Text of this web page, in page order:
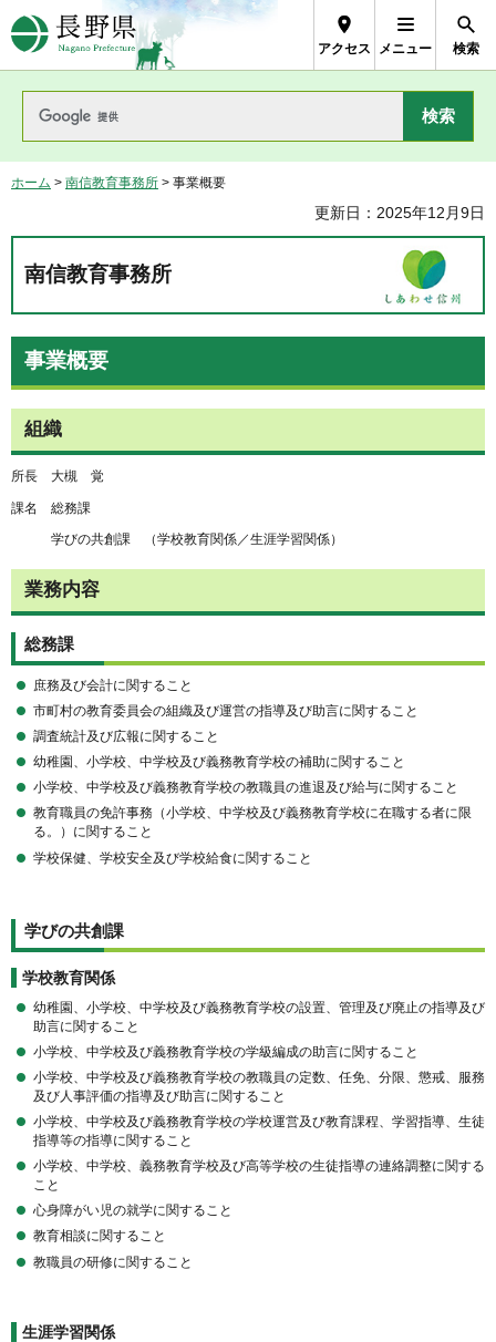
長野県Nagano Prefecture
アクセス メニュー 検索
ホーム > 南信教育事務所 > 事業概要
更新日：2025年12月9日
南信教育事務所
事業概要
組織
所長 大槻 覚
課名 総務課
学びの共創課 （学校教育関係／生涯学習関係）
業務内容
総務課
庶務及び会計に関すること
市町村の教育委員会の組織及び運営の指導及び助言に関すること
調査統計及び広報に関すること
幼稚園、小学校、中学校及び義務教育学校の補助に関すること
小学校、中学校及び義務教育学校の教職員の進退及び給与に関すること
教育職員の免許事務（小学校、中学校及び義務教育学校に在職する者に限
る。）に関すること
学校保健、学校安全及び学校給食に関すること
学びの共創課
学校教育関係
幼稚園、小学校、中学校及び義務教育学校の設置、管理及び廃止の指導及び
助言に関すること
小学校、中学校及び義務教育学校の学級編成の助言に関すること
小学校、中学校及び義務教育学校の教職員の定数、任免、分限、懲戒、服務
及び人事評価の指導及び助言に関すること
小学校、中学校及び義務教育学校の学校運営及び教育課程、学習指導、生徒
指導等の指導に関すること
小学校、中学校、義務教育学校及び高等学校の生徒指導の連絡調整に関する
こと
心身障がい児の就学に関すること
教育相談に関すること
教職員の研修に関すること
生涯学習関係